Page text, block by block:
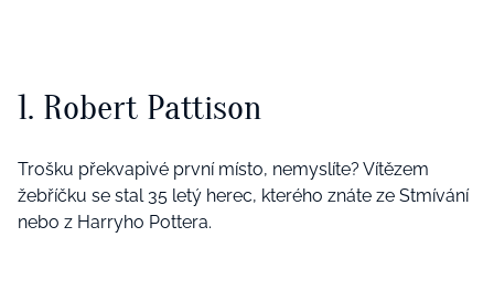
1. Robert Pattison
Trošku překvapivé první místo, nemyslíte? Vítězem
žebříčku se stal 35 letý herec, kterého znáte ze Stmívání
nebo z Harryho Pottera.